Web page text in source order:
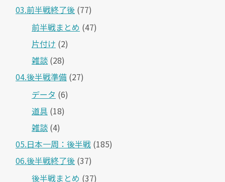
03.前半戦終了後 (77)
前半戦まとめ (47)
片付け (2)
雑談 (28)
04.後半戦準備 (27)
データ (6)
道具 (18)
雑談 (4)
05.日本一周：後半戦 (185)
06.後半戦終了後 (37)
後半戦まとめ (37)